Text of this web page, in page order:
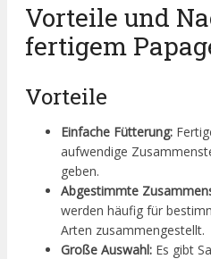
Vorteile und
fertigem
Vorteile
Einfache Fütterung:
aufwendige
geben.
Abgestimmte
werden häufig für
Arten zusammengestellt.
Große Auswahl: Es gibt